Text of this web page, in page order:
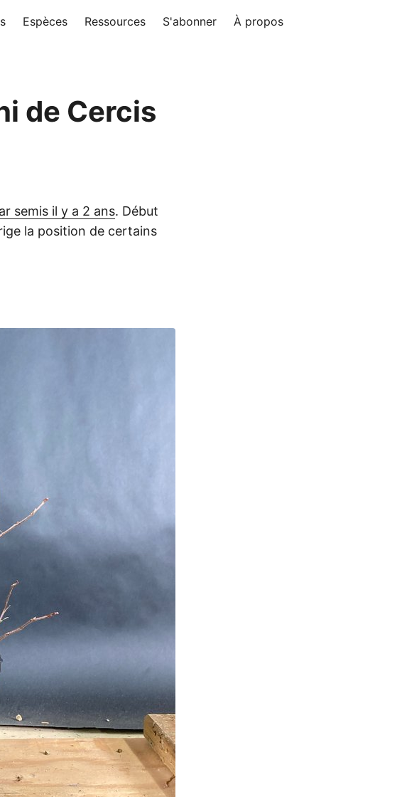
Espèces Ressources S'abonner À propos
de Cercis
semis il y a 2 ans. Début
la position de certains